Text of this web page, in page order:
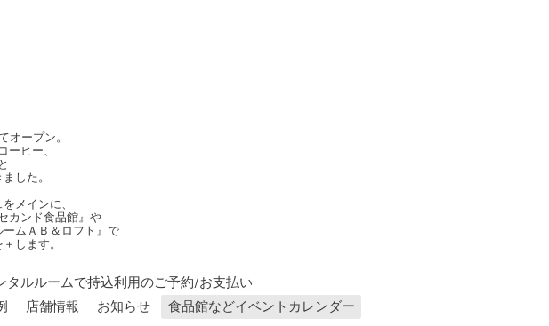
オープン。
ーヒー、
した。
をメインに、
カンド食品館』や
ムＡＢ＆ロフト』で
します。
タルルームで持込利用のご予約/お支払い
店舗情報 お知らせ 食品館などイベントカレンダー